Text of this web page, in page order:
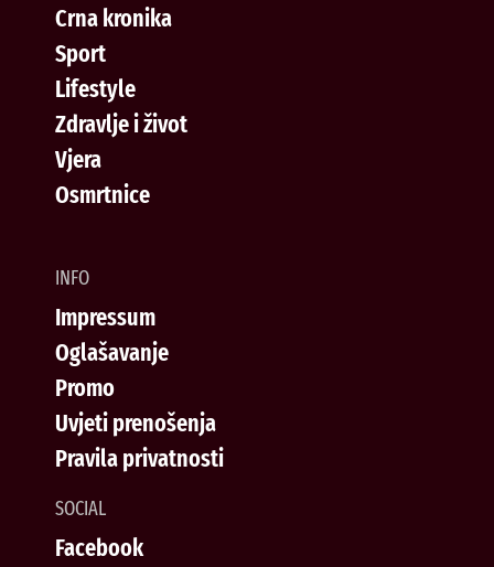
Crna kronika
Sport
Lifestyle
Zdravlje i život
Vjera
Osmrtnice
INFO
Impressum
Oglašavanje
Promo
Uvjeti prenošenja
Pravila privatnosti
SOCIAL
Facebook